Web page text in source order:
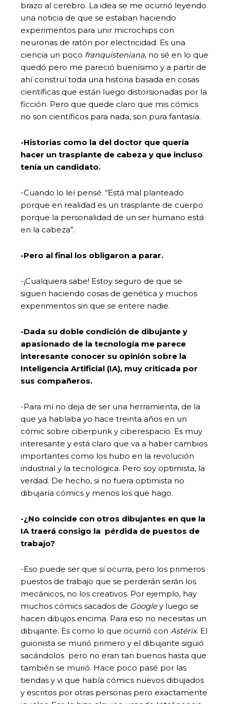
brazo al cerebro. La idea se me ocurrió leyendo
una noticia de que se estaban haciendo
experimentos para unir microchips con
neuronas de ratón por electricidad. Es una
ciencia un poco franquisteniana, no sé en lo que
quedó pero me pareció buenísimo y a partir de
ahí construí toda una historia basada en cosas
científicas que están luego distorsionadas por la
ficción. Pero que quede claro que mis cómics
no son científicos para nada, son pura fantasía.
-Historias como la del doctor que quería
hacer un trasplante de cabeza y que incluso
tenía un candidato.
-Cuando lo leí pensé. “Está mal planteado
porque en realidad es un trasplante de cuerpo
porque la personalidad de un ser humano está
en la cabeza”.
-Pero al final los obligaron a parar.
-¡Cualquiera sabe! Estoy seguro de que se
siguen haciendo cosas de genética y muchos
experimentos sin que se entere nadie.
-Dada su doble condición de dibujante y
apasionado de la tecnología me parece
interesante conocer su opinión sobre la
Inteligencia Artificial (IA), muy criticada por
sus compañeros.
-Para mí no deja de ser una herramienta, de la
que ya hablaba yo hace treinta años en un
cómic sobre ciberpunk y ciberespacio. Es muy
interesante y está claro que va a haber cambios
importantes como los hubo en la revolución
industrial y la tecnológica. Pero soy optimista, la
verdad. De hecho, si no fuera optimista no
dibujaría cómics y menos los que hago.
-¿No coincide con otros dibujantes en que la
IA traerá consigo la pérdida de puestos de
trabajo?
-Eso puede ser que sí ocurra, pero los primeros
puestos de trabajo que se perderán serán los
mecánicos, no los creativos. Por ejemplo, hay
muchos cómics sacados de Googley luego se
hacen dibujos encima. Para eso no necesitas un
dibujante. Es como lo que ocurrió con Astérix. El
guionista se murió primero y el dibujante siguió
sacándolos pero no eran tan buenos hasta que
también se murió. Hace poco pasé por las
tiendas y vi que había cómics nuevos dibujados
y escritos por otras personas pero exactamente